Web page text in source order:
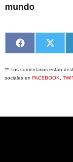
mundo
Compartir
en
Facebook
en
X
** Los comentarios están
sociales en FACEBOOK